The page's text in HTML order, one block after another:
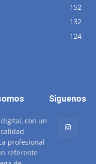
152
132
124
con un
profesional
referente
Siguenos